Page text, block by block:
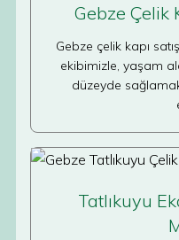
Gebze Çelik
Gebze çelik kapı
ekibimizle, yaşam
düzeyde
Tatlıkuyu